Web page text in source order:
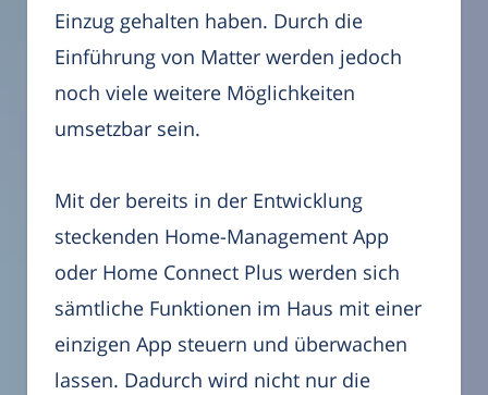
Einzug gehalten haben. Durch die
Einführung von Matter werden jedoch
noch viele weitere Möglichkeiten
umsetzbar sein.
Mit der bereits in der Entwicklung
steckenden Home-Management App
oder Home Connect Plus werden sich
sämtliche Funktionen im Haus mit einer
einzigen App steuern und überwachen
lassen. Dadurch wird nicht nur die